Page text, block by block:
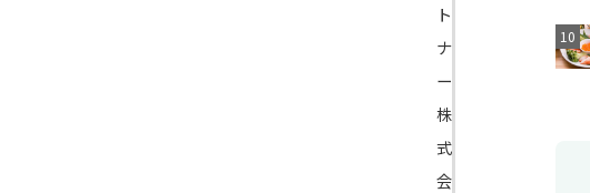
ト
ナ
ー
株
式
会